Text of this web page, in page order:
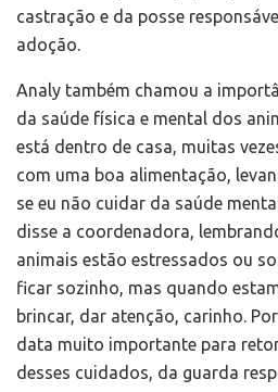
castração e da posse
adoção.
Analy também chamou a
da saúde física e mental dos
está dentro de casa, muitas
com uma boa alimentação,
se eu não cuidar da saúde
disse a coordenadora,
animais estão estressados ou
ficar sozinho, mas quando
brincar, dar atenção, carinho.
data muito importante para
desses cuidados, da guarda